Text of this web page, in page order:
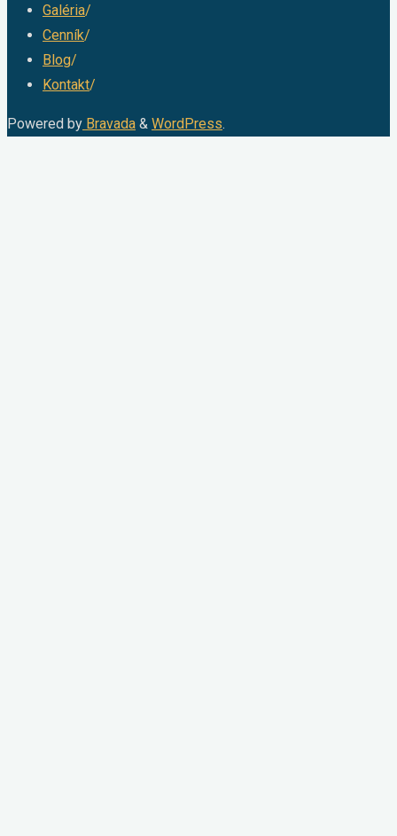
Galéria/
Cenník/
Blog/
Kontakt/
Powered by Bravada & WordPress.